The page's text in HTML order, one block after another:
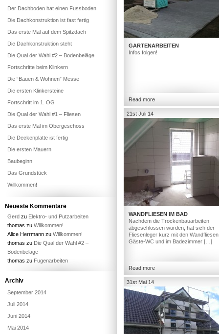
GARTENARBEITEN
Infos folgen!
Read more
21st Juli 14
WANDFLIESEN IM BAD
Nachdem die Trockenbauarbeiten
abgeschlossen wurden, hat sich der
Fliesenleger kurz mit den
Gäste-WC und im Badezimmer […]
Read more
31st Mai 14
Der Dachboden hat einen Fussboden
Die Dachkonstruktion ist fast fertig
Das erste Mal auf dem Spitzdach
Die Dachkonstruktion steht
Die Qual der Wahl #2 – Bodenbeläge
Fortschritte beim Klinkern
Die “Bauen & Wohnen” Messe
Die ersten Klinkersteine
Fortschritt im 1. OG
Die Qual der Wahl #1 – Fliesen
Das erste Mal im Obergeschoss
Die Deckenplatte ist fertig
Die ersten Mauern
Baubeginn
Das Grundstück
Willkommen!
Neueste Kommentare
Gerd zu Elektro- und Putzarbeiten
thomas zu Willkommen!
Alice Herrmann zu Willkommen!
thomas zu Die Qual der Wahl #2 –
Bodenbeläge
thomas zu Fugenarbeiten
Archiv
September 2014
Juli 2014
Juni 2014
Mai 2014